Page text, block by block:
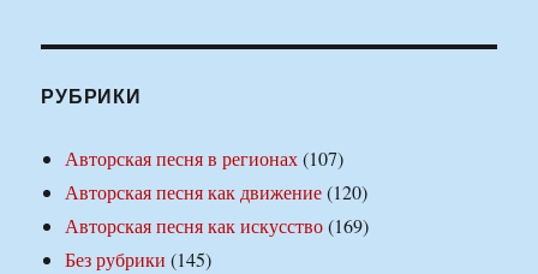
РУБРИКИ
Авторская песня в регионах(107)
Авторская песня как движение(120)
Авторская песня как искусство(169)
Без рубрики (145)